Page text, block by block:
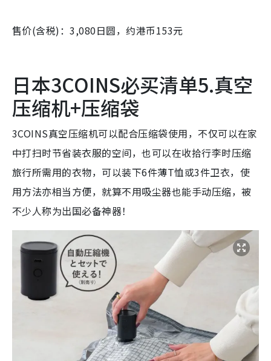
售价(含税)：3,080日圆，约港币153元
日本3COINS必买清单5.真空
压缩机+压缩袋
3COINS真空压缩机可以配合压缩袋使用，不仅可以在家
中打扫时节省装衣服的空间，也可以在收拾行李时压缩
旅行所需用的衣物，可以装下6件薄T恤或3件卫衣，使
用方法亦相当方便，就算不用吸尘器也能手动压缩，被
不少人称为出国必备神器！